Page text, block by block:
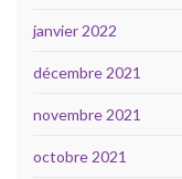
janvier 2022
décembre 2021
novembre 2021
octobre 2021